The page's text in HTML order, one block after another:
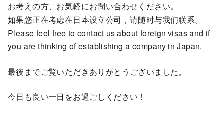
お考えの方、お気軽にお問い合わせください。
如果您正在考虑在日本设立公司，请随时与我们联系。
Please feel free to contact us about foreign visas and if
you are thinking of establishing a company in Japan.
最後までご覧いただきありがとうございました。
今日も良い一日をお過ごしください！